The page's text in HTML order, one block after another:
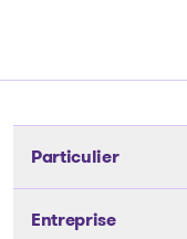
Particulier
Outils
Entreprise